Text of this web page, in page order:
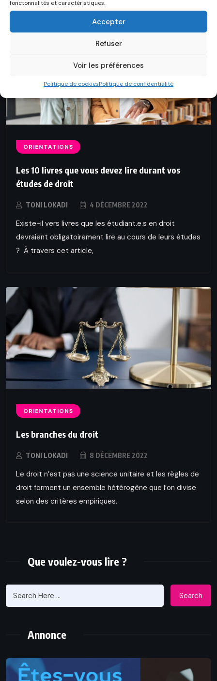
fonctonnalités et caractéristiques.
Accepter
Refuser
Voir les préférences
Politique de cookiesPolitique de confidentialité
ORIENTATIONS
Les 10 livres que vous devez lire durant vos
études de droit
TONI LOKADI 4 DÉCEMBRE 2022
Existe-il vers livres que les étudiant.e.s en droit
devraient obligatoirement lire au cours de leurs études
? À travers cet article,
ORIENTATIONS
Les branches du droit
TONI LOKADI 8 DÉCEMBRE 2022
Le droit n’est pas une science unitaire et les règles de
droit forment un ensemble hétérogène que l’on divise
selon des critères empiriques.
Que voulez-vous lire ?
Search
Annonce